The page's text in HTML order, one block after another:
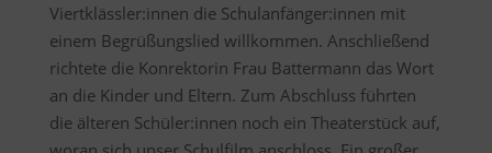
Viertklässler:innen die Schulanfänger:innen mit
einem Begrüßungslied willkommen. Anschließend
richtete die Konrektorin Frau Battermann das Wort
an die Kinder und Eltern. Zum Abschluss führten
die älteren Schüler:innen noch ein Theaterstück auf,